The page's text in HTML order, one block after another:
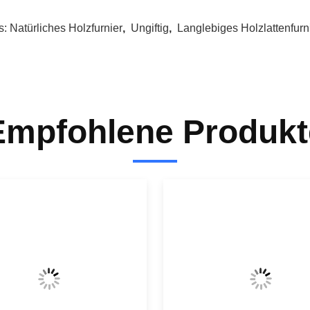
Natürliches Holzfurnier, Ungiftig, Langlebiges